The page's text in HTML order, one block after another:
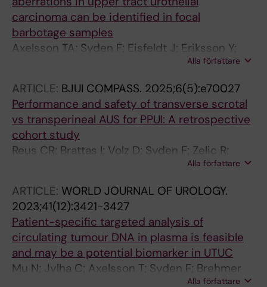
carcinoma can be identified in focal
barbotage samples
Axelsson TA; Syden F; Eisfeldt J; Eriksson Y;
Lundberg GG; Jaremko G; Gyllensten OC;
Alla författare
ARTICLE: BJUI COMPASS. 2025;6(5):e70027
Performance and safety of transverse scrotal
vs transperineal AUS for PPUI: A retrospective
cohort study
Reus CR; Brattas I; Volz D; Syden F; Zelic R;
Alla författare
ARTICLE: WORLD JOURNAL OF UROLOGY.
2023;41(12):3421-3427
Patient-specific targeted analysis of
circulating tumour DNA in plasma is feasible
and may be a potential biomarker in UTUC
Mu N; Jylha C; Axelsson T; Syden F; Brehmer
Alla författare